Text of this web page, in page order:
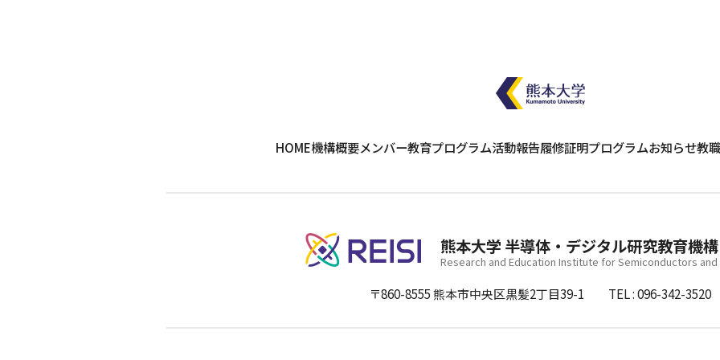
HOME機構概要メンバー教育プログラム活動報告履修証明プログラムお知らせ教
熊本大学 半導体・デジタル研究教育機構
Research and Education Institute for Semiconductors
〒860-8555熊本市中央区黒髪2丁目39-1 TEL 096-342-3520